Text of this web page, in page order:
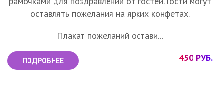
оставлять пожелания на ярких конфетах.
Плакат пожеланий остави...
ПОДРОБНЕЕ 450 РУБ.